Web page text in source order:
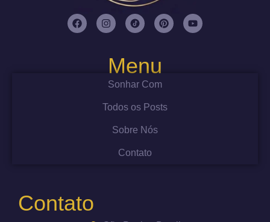
Menu
Sonhar Com
Todos os Posts
Sobre Nós
Contato
Contato